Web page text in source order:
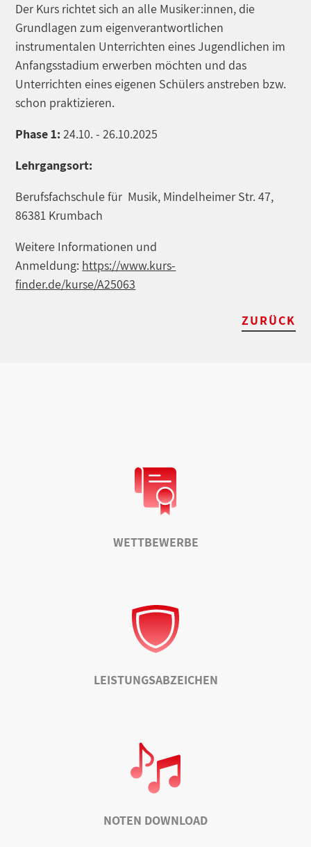
Der Kurs richtet sich an alle Musiker:innen, die
Grundlagen zum eigenverantwortlichen
instrumentalen Unterrichten eines Jugendlichen im
Anfangsstadium erwerben möchten und das
Unterrichten eines eigenen Schülers anstreben bzw.
schon praktizieren.
Phase 1:24.10. - 26.10.2025
Lehrgangsort:
Berufsfachschule für Musik, Mindelheimer Str. 47,
86381 Krumbach
Weitere Informationen und
Anmeldung: https://www.kurs-
finder.de/kurse/A25063
ZURÜCK
WETTBEWERBE
LEISTUNGSABZEICHEN
NOTEN DOWNLOAD